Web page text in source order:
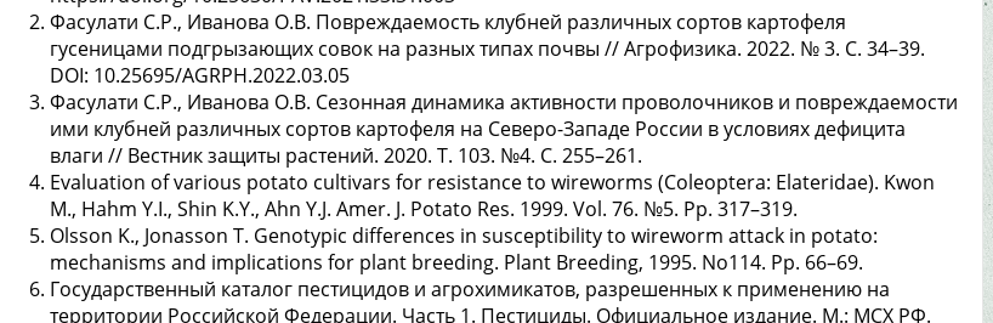
Фасулати С.Р., Иванова О.В. Повреждаемость клубней различных сортов картофеля
гусеницами подгрызающих совок на разных типах почвы // Агрофизика. 2022. № 3. С. 34–39.
DOI: 10.25695/AGRPH.2022.03.05
Фасулати С.Р., Иванова О.В. Сезонная динамика активности проволочников и повреждаемости
ими клубней различных сортов картофеля на Северо-Западе России в условиях дефицита
влаги // Вестник защиты растений. 2020. Т. 103. №4. С. 255–261.
Evaluation of various potato cultivars for resistance to wireworms (Coleoptera: Elateridae). Kwon
M., Hahm Y.I., Shin K.Y., Ahn Y.J. Amer. J. Potato Res. 1999. Vol. 76. №5. Pp. 317–319.
Olsson K., Jonasson T. Genotypic differences in susceptibility to wireworm attack in potato:
mechanisms and implications for plant breeding. Plant Breeding, 1995. No114. Рp. 66–69.
Государственный каталог пестицидов и агрохимикатов, разрешенных к применению на
территории Российской Федерации. Часть 1. Пестициды. Официальное издание. М.: МСХ РФ.